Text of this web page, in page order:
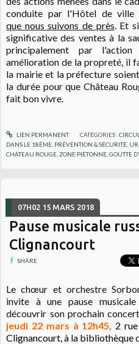
conduite par l'Hôtel de ville
que nous suivons de près. Et
significative des ventes à la
principalement par
amélioration de la propreté, il
la mairie et la préfecture
la durée pour que Château
fait bon vivre.
LIEN PERMANENT CATÉGORIES :
DANS LE 18ÈME PRÉVENTION & SÉCURITÉ
CHATEAU ROUGE ,ZONE PIÉTONNE ,GOUTTE
07H02 15 MARS 2018
Pause musicale
Clignancourt
SHARE
Le chœur et orchestre
invite à une pause
découvrir son prochain
jeudi 22 mars à 12h45, 2
Clignancourt, à la bibliothèque